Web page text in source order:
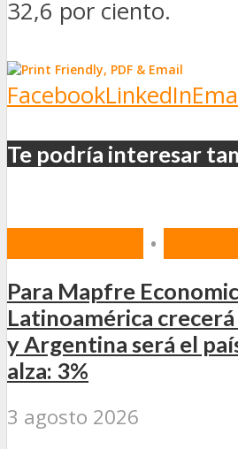
32,6 por ciento.
FacebookLinkedIn
Te podría interesar
•
Para Mapfre
Latinoamérica
y Argentina será el
alza: 3%
3 agosto 2026